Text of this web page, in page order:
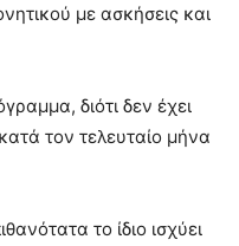
με ασκήσεις και
διότι δεν έχει
τον τελευταίο μήνα
το ίδιο ισχύει